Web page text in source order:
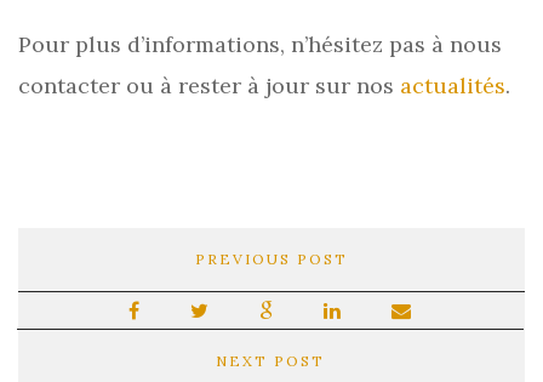
Pour plus d’informations, n’hésitez pas à nous
contacter ou à rester à jour sur nos actualités.
PREVIOUS POST
NEXT POST